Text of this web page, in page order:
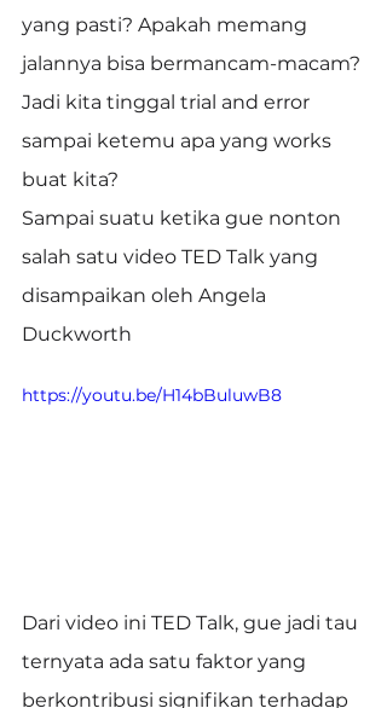
yang pasti? Apakah memang
jalannya bisa bermancam-macam?
Jadi kita tinggal trial and error
sampai ketemu apa yang works
buat kita?
Sampai suatu ketika gue nonton
salah satu video TED Talk yang
disampaikan oleh Angela
Duckworth
https://youtu.be/H14bBuluwB8
Dari video ini TED Talk, gue jadi tau
ternyata ada satu faktor yang
berkontribusi signifikan terhadap